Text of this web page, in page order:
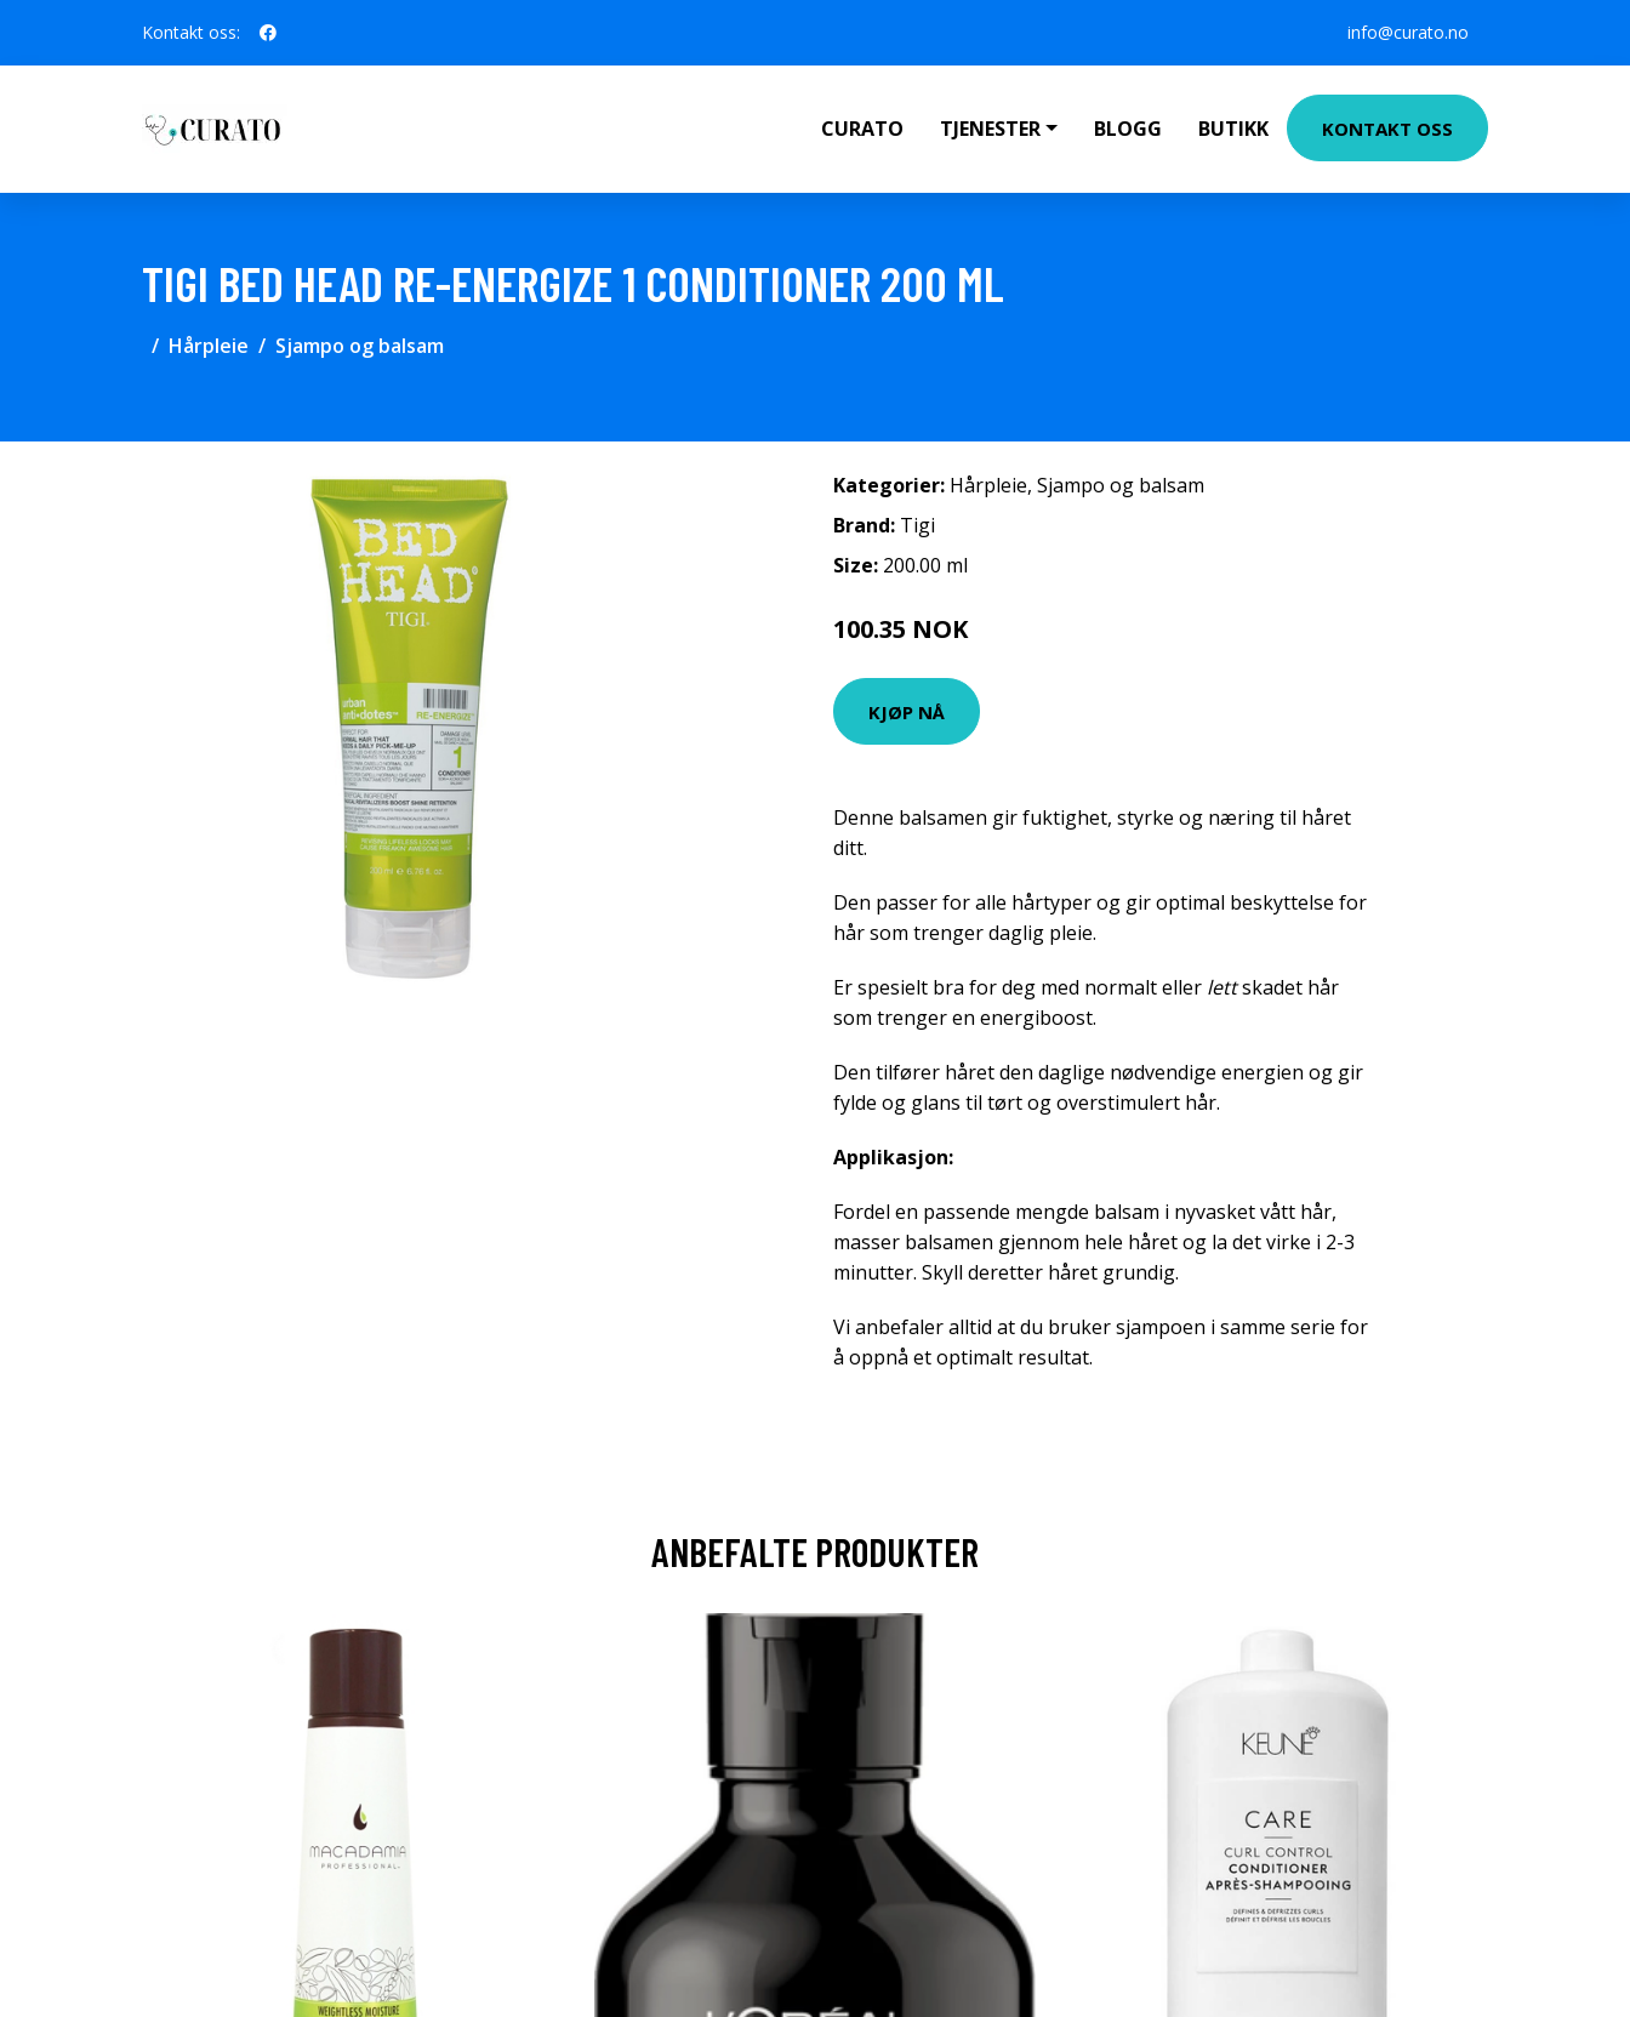
Kontakt oss: info@curato.no
CURATO TJENESTER BLOGG BUTIKK KONTAKT OSS
TIGI BED HEAD RE-ENERGIZE 1 CONDITIONER 200 ML
Hårpleie Sjampo og balsam
Kategorier: Hårpleie, Sjampo og balsam
Brand: Tigi
Size: 200.00 ml
100.35 NOK
KJØP NÅ
Denne balsamen gir fuktighet, styrke og næring til håret
ditt.
Den passer for alle hårtyper og gir optimal beskyttelse for
hår som trenger daglig pleie.
Er spesielt bra for deg med normalt eller lettskadet hår
som trenger en energiboost.
Den tilfører håret den daglige nødvendige energien og gir
fylde og glans til tørt og overstimulert hår.
Applikasjon:
Fordel en passende mengde balsam i nyvasket vått hår,
masser balsamen gjennom hele håret og la det virke i 2-3
minutter. Skyll deretter håret grundig.
Vi anbefaler alltid at du bruker sjampoen i samme serie for
å oppnå et optimalt resultat.
ANBEFALTE PRODUKTER